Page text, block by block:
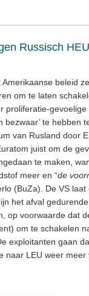
Russisch HEU
beleid
om te laten
proliferatie-gevoelige
bezwaar’ te hebben
van Rusland door
juist om de
te maken,
meer en “de
(BuZa). De VS
het afval
op voorwaarde dat
om te schakelen
exploitanten gaan
naar LEU weer meer